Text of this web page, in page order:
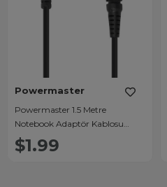
Powermaster
Powermaster 1.5 Metre
Notebook Adaptör Kablosu
Jacklı 4.5x3.0 Uç
$1.99